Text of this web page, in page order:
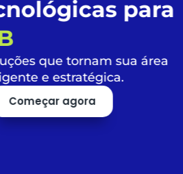
O futuro das
corporativas é
inteligente e
Automatize todo o fluxo